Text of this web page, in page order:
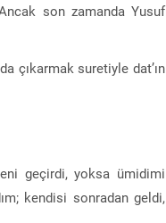
son zamanda Yusuf
çıkarmak suretiyle dat’ın
geçirdi, yoksa ümidimi
kendisi sonradan geldi,